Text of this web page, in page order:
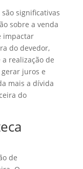
significativas
sobre a venda
impactar
do devedor,
realização de
juros e
mais a dívida
do
de